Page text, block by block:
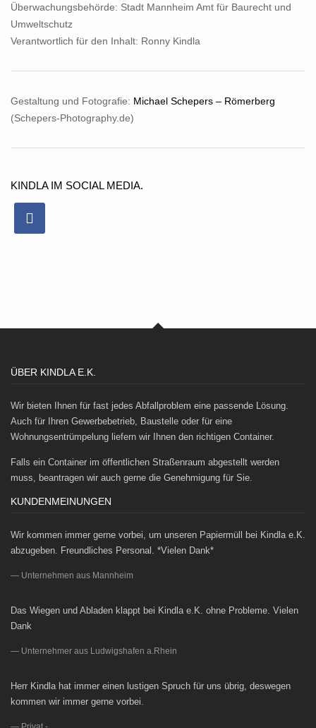
Überwachungsbehörde: Stadt Mannheim Amt für Baurecht und
Umweltschutz
Verantwortlich für den Inhalt: Ronny Kindla
Gestaltung und Fotografie: Michael Schepers – Römerberg
(Schepers-Photography.de)
KINDLA IM SOCIAL MEDIA.
ÜBER KINDLA E.K.
Wir bieten Ihnen für fast jedes Abfallproblem eine passende Lösung.
Auch für Ihren Gewerbebetrieb, Baustelle oder für eine
Wohnungsentrümpelung liefern wir Ihnen den richtigen Container.
Falls ein Container im öffentlichen Straßenraum abgestellt werden
muss, beantragen wir auch gerne die Genehmigung für Sie.
KUNDENMEINUNGEN
Wir kommen immer gerne vorbei, um unseren Papiermüll bei Kindla e.K.
abzugeben. Freundliches Personal. *Vielen Dank*
Unternehmen aus Mannheim
Das Wiegen und Abladen klappt bei Kindla e.K. ohne Probleme. Vielen
Dank
Unternehmer aus Ludwigshafen a.Rhein
Herr Kindla hat immer einen lustigen Spruch für uns übrig, deswegen
kommen wir immer gerne vorbei.